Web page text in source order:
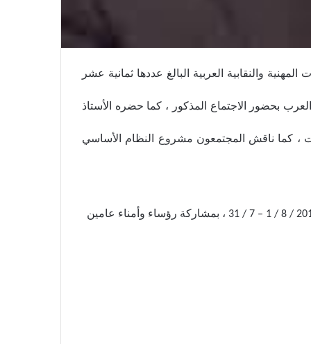
والنقابية العربية البالغ عددها ثمانية عشر
بحضور الاجتماع المذكور ، كما حضره الأستاذ
، كما ناقش المجتمعون مشروع النظام الأساسي
31 / 7 – 1 / 8 / ، بمشاركة رؤساء وأمناء عامين